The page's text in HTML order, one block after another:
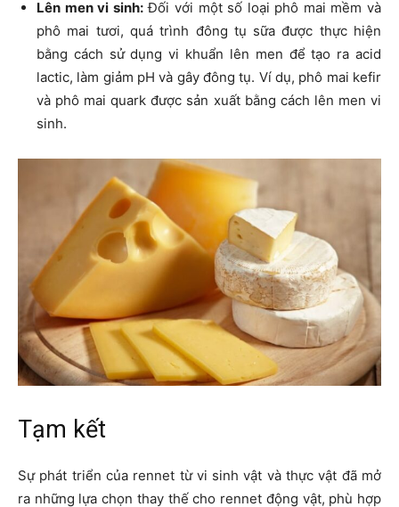
Lên men vi sinh:Đối với một số loại phô mai mềm và
phô mai tươi, quá trình đông tụ sữa được thực hiện
bằng cách sử dụng vi khuẩn lên men để tạo ra acid
lactic, làm giảm pH và gây đông tụ. Ví dụ, phô mai kefir
và phô mai quark được sản xuất bằng cách lên men vi
sinh.
Tạm kết
Sự phát triển của rennet từ vi sinh vật và thực vật đã mở
ra những lựa chọn thay thế cho rennet động vật, phù hợp